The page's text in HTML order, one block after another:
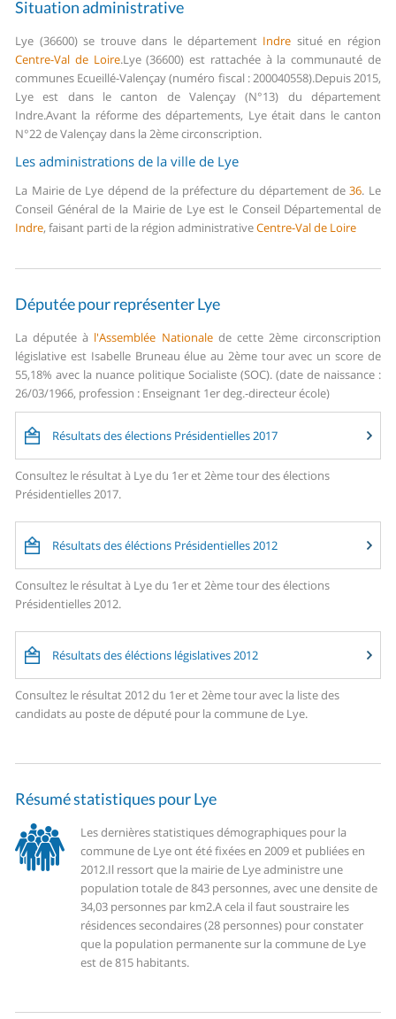
Situation administrative
Lye (36600) se trouve dans le département Indre situé en région
Centre-Val de Loire.Lye (36600) est rattachée à la communauté de
communes Ecueillé-Valençay (numéro fiscal : 200040558).Depuis 2015,
Lye est dans le canton de Valençay (N°13) du département
Indre.Avant la réforme des départements, Lye était dans le canton
N°22 de Valençay dans la 2ème circonscription.
Les administrations de la ville de Lye
La Mairie de Lye dépend de la préfecture du département de36. Le
Conseil Général de la Mairie de Lye est le Conseil Départemental de
Indre, faisant parti de la région administrativeCentre-Val de Loire
Députée pour représenter Lye
La députée à l'Assemblée Nationalede cette 2ème circonscription
législative est Isabelle Bruneau élue au 2ème tour avec un score de
55,18% avec la nuance politique Socialiste (SOC). (date de naissance :
26/03/1966, profession : Enseignant 1er deg.-directeur école)
Résultats des élections Présidentielles 2017
Consultez le résultat à Lye du 1er et 2ème tour des élections
Présidentielles 2017.
Résultats des éléctions Présidentielles 2012
Consultez le résultat à Lye du 1er et 2ème tour des élections
Présidentielles 2012.
Résultats des éléctions législatives 2012
Consultez le résultat 2012 du 1er et 2ème tour avec la liste des
candidats au poste de député pour la commune de Lye.
Résumé statistiques pour Lye
Les dernières statistiques démographiques pour la
commune de Lye ont été fixées en 2009 et publiées en
2012.Il ressort que la mairie de Lye administre une
population totale de 843 personnes, avec une densite de
34,03 personnes par km2.A cela il faut soustraire les
résidences secondaires (28 personnes) pour constater
que la population permanente sur la commune de Lye
est de 815 habitants.